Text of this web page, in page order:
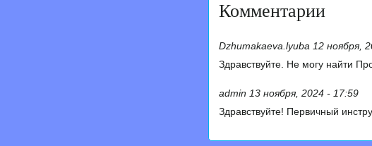
Комментарии
Dzhumakaeva.lyuba 12 ноября,
Здравствуйте. Не могу найти
admin 13 ноября, 2024 - 17:59
Здравствуйте! Первичный